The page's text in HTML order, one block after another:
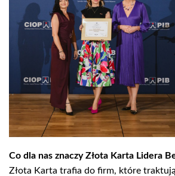
Co dla nas znaczy Złota Karta Lidera
Złota Karta trafia do firm, które